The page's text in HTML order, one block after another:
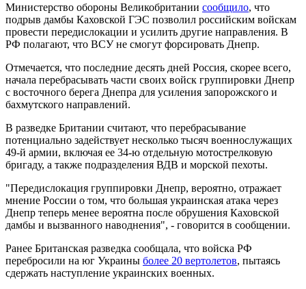
Министерство обороны Великобритании сообщило, что
подрыв дамбы Каховской ГЭС позволил российским войскам
провести передислокации и усилить другие направления. В
РФ полагают, что ВСУ не смогут форсировать Днепр.
Отмечается, что последние десять дней Россия, скорее всего,
начала перебрасывать части своих войск группировки Днепр
с восточного берега Днепра для усиления запорожского и
бахмутского направлений.
В разведке Британии считают, что перебрасывание
потенциально задействует несколько тысяч военнослужащих
49-й армии, включая ее 34-ю отдельную мотострелковую
бригаду, а также подразделения ВДВ и морской пехоты.
"Передислокация группировки Днепр, вероятно, отражает
мнение России о том, что большая украинская атака через
Днепр теперь менее вероятна после обрушения Каховской
дамбы и вызванного наводнения", - говорится в сообщении.
Ранее Британская разведка сообщала, что войска РФ
перебросили на юг Украины более 20 вертолетов, пытаясь
сдержать наступление украинских военных.